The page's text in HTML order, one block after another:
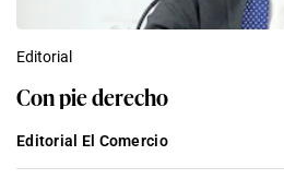
Editorial
Con pie derecho
Editorial El Comercio